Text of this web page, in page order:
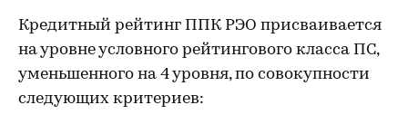
Кредитный рейтинг ППК РЭО присваивается
на уровне условного рейтингового класса ПС,
уменьшенного на 4 уровня, по совокупности
следующих критериев: